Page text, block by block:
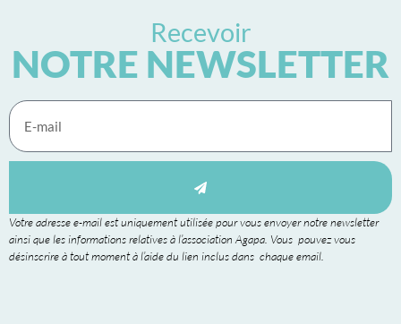
Recevoir
NOTRE NEWSLETTER
Votre adresse e-mail est uniquement utilisée pour vous envoyer notre newsletter
ainsi que les informations relatives à l’association Agapa. Vous pouvez vous
désinscrire à tout moment à l’aide du lien inclus dans chaque email.